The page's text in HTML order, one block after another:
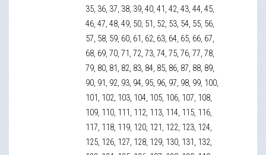
35, 36, 37, 38, 39, 40, 41, 42, 43, 44, 45,
46, 47, 48, 49, 50, 51, 52, 53, 54, 55, 56,
57, 58, 59, 60, 61, 62, 63, 64, 65, 66, 67,
68, 69, 70, 71, 72, 73, 74, 75, 76, 77, 78,
79, 80, 81, 82, 83, 84, 85, 86, 87, 88, 89,
90, 91, 92, 93, 94, 95, 96, 97, 98, 99, 100,
101, 102, 103, 104, 105, 106, 107, 108,
109, 110, 111, 112, 113, 114, 115, 116,
117, 118, 119, 120, 121, 122, 123, 124,
125, 126, 127, 128, 129, 130, 131, 132,